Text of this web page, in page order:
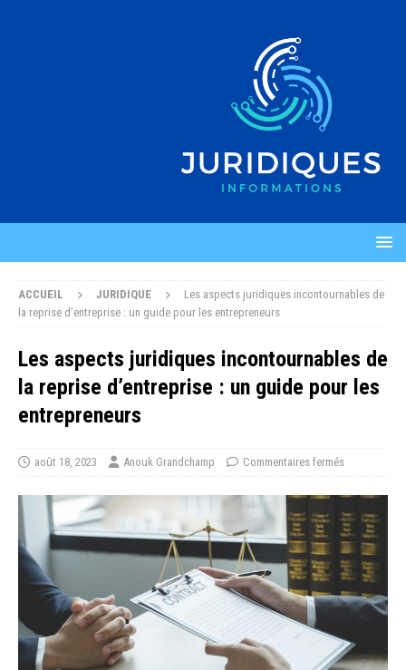
ACCUEIL JURIDIQUE
Les aspects juridiques incontournables de
la reprise d’entreprise : un guide pour les entrepreneurs
Les aspects juridiques incontournables de
la reprise d’entreprise : un guide pour les
entrepreneurs
août 18, 2023 Anouk Grandchamp Commentaires fermés